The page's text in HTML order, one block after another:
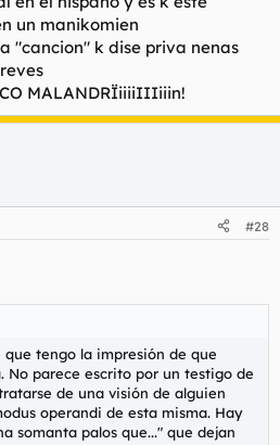
un manikomien
"cancion" k dise priva nenas
MALANDRÏiiiiIIIiiin!
#28
que tengo la impresión de que
No parece escrito por un testigo de
de una visión de alguien
operandi de esta misma. Hay
somanta palos que..." que dejan